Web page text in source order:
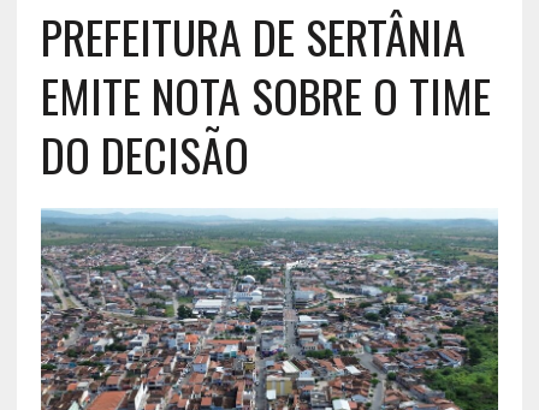
PREFEITURA DE SERTÂNIA
EMITE NOTA SOBRE O TIME
DO DECISÃO